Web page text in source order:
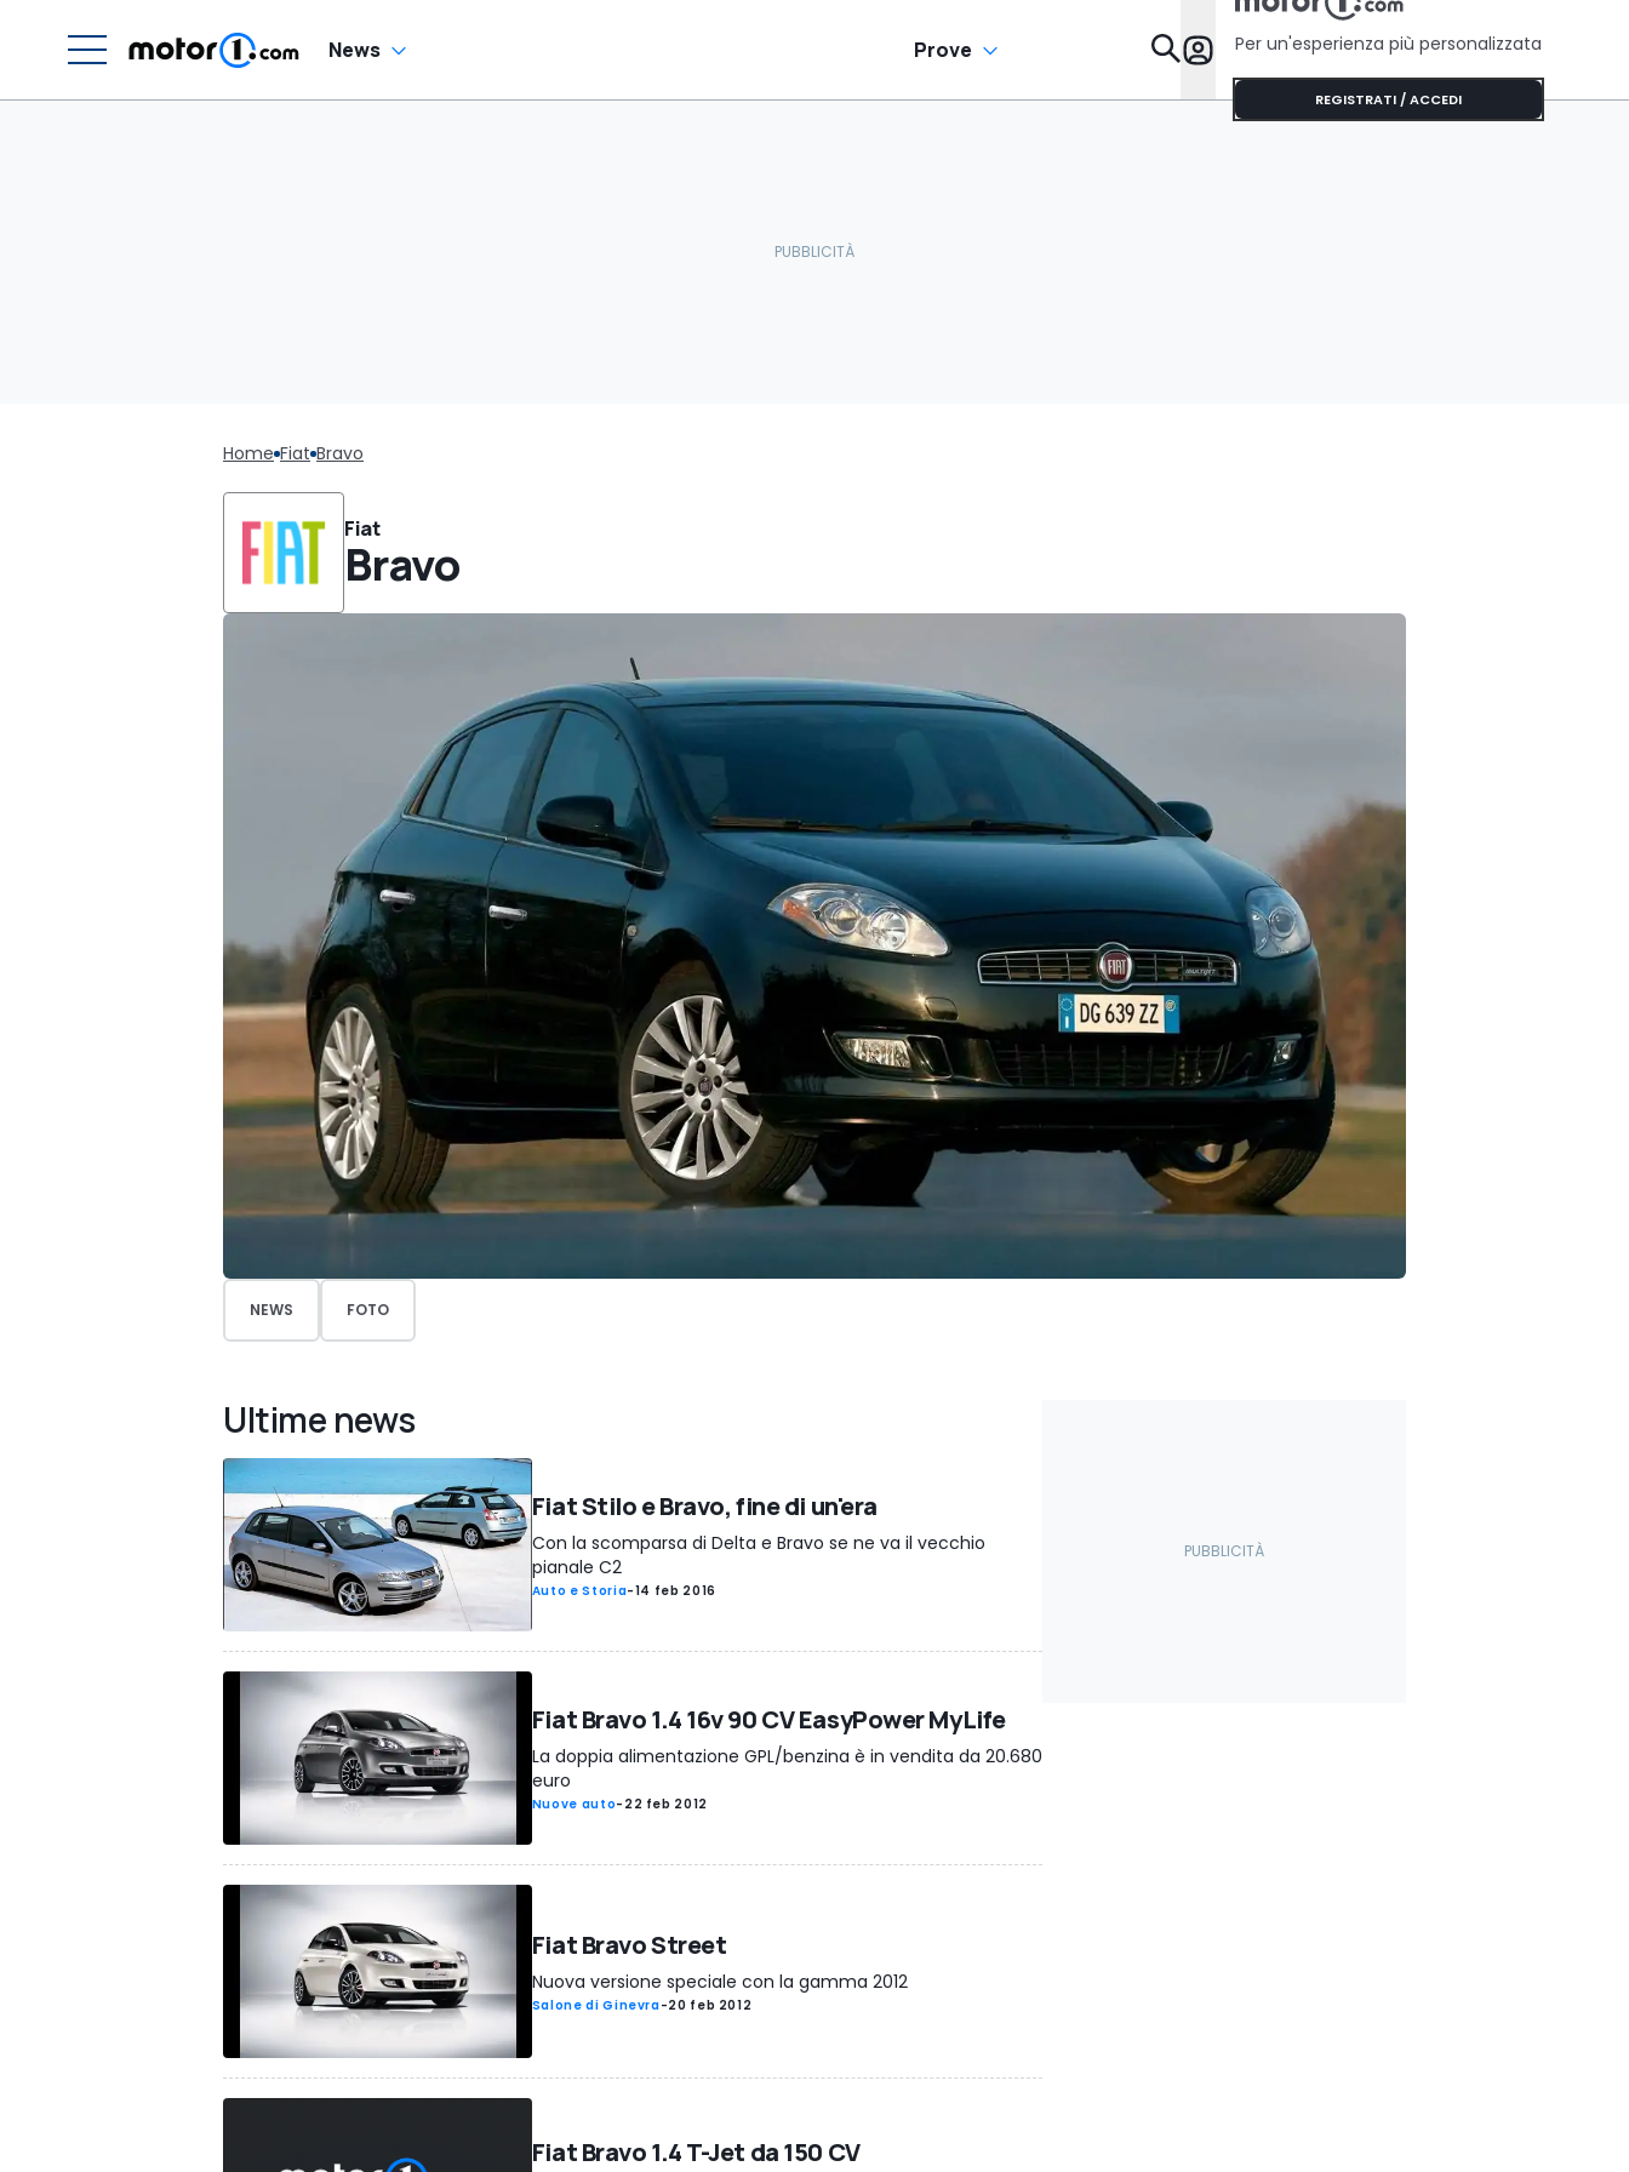
News Prove Da Sapere
Per un'esperienza più personalizzata
REGISTRATI / ACCEDI
Home Fiat Bravo
Fiat
Bravo
NEWS FOTO
Ultime news
Fiat Stilo e Bravo, fine di un'era
Con la scomparsa di Delta e Bravo se ne va il vecchio
pianale C2
Auto e Storia-14 feb 2016
Fiat Bravo 1.4 16v 90 CV EasyPower MyLife
La doppia alimentazione GPL/benzina è in vendita da 20.680
euro
Nuove auto- 22 feb 2012
Fiat Bravo Street
Nuova versione speciale con la gamma 2012
Salone di Ginevra-20 feb 2012
Fiat Bravo 1.4 T-Jet da 150 CV